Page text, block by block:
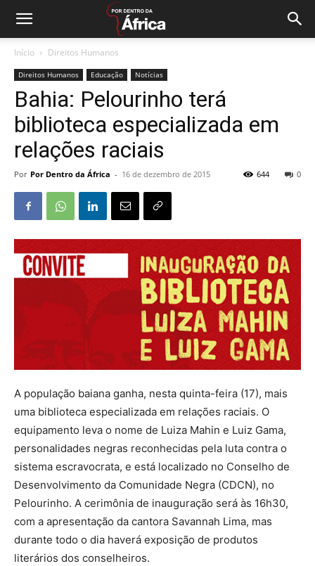
Início Direitos Humanos
Direitos Humanos Educação Notícias
Bahia: Pelourinho terá
biblioteca especializada em
relações raciais
Por Por Dentro da África - 16 de dezembro de 2015 0
644
A população baiana ganha, nesta quinta-feira (17), mais
uma biblioteca especializada em relações raciais. O
equipamento leva o nome de Luiza Mahin e Luiz Gama,
personalidades negras reconhecidas pela luta contra o
sistema escravocrata, e está localizado no Conselho de
Desenvolvimento da Comunidade Negra (CDCN), no
Pelourinho. A cerimônia de inauguração será às 16h30,
com a apresentação da cantora Savannah Lima, mas
durante todo o dia haverá exposição de produtos
literários dos conselheiros.